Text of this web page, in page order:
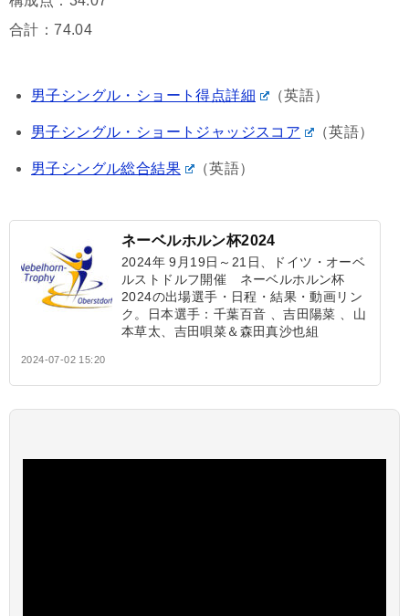
合計：74.04
男子シングル・ショート得点詳細 （英語）
男子シングル・ショートジャッジスコア （英語）
男子シングル総合結果 （英語）
ネーベルホルン杯2024
2024年 9月19日～21日、ドイツ・オーベ
ルストドルフ開催 ネーベルホルン杯
2024の出場選手・日程・結果・動画リン
ク。日本選手：千葉百音 、吉田陽菜 、山
本草太、吉田唄菜＆森田真沙也組
2024-07-02 15:20